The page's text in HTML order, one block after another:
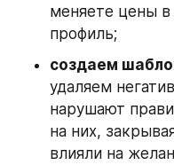
меняете цены в
профиль;
создаем
удаляем
нарушают
на них,
влияли на